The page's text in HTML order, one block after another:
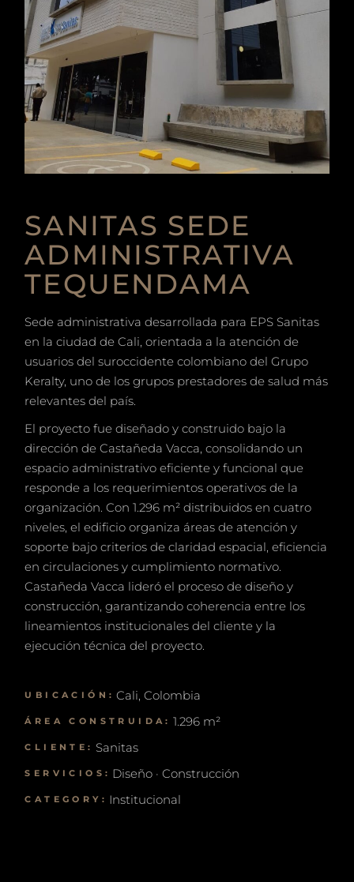
SANITAS SEDE
ADMINISTRATIVA
TEQUENDAMA
Sede administrativa desarrollada para EPS Sanitas
en la ciudad de Cali, orientada a la atención de
usuarios del suroccidente colombiano del Grupo
Keralty, uno de los grupos prestadores de salud más
relevantes del país.
El proyecto fue diseñado y construido bajo la
dirección de Castañeda Vacca, consolidando un
espacio administrativo eficiente y funcional que
responde a los requerimientos operativos de la
organización. Con 1.296 m² distribuidos en cuatro
niveles, el edificio organiza áreas de atención y
soporte bajo criterios de claridad espacial, eficiencia
en circulaciones y cumplimiento normativo.
Castañeda Vacca lideró el proceso de diseño y
construcción, garantizando coherencia entre los
lineamientos institucionales del cliente y la
ejecución técnica del proyecto.
UBICACIÓN: Cali, Colombia
ÁREA CONSTRUIDA: 1.296 m²
CLIENTE: Sanitas
SERVICIOS: Diseño · Construcción
CATEGORY: Institucional